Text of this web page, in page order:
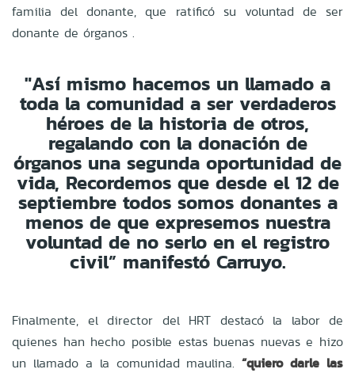
familia del donante, que ratificó su voluntad de ser
donante de órganos .
"Así mismo hacemos un llamado a
toda la comunidad a ser verdaderos
héroes de la historia de otros,
regalando con la donación de
órganos una segunda oportunidad de
vida, Recordemos que desde el 12 de
septiembre todos somos donantes a
menos de que expresemos nuestra
voluntad de no serlo en el registro
civil” manifestó Carruyo.
Finalmente, el director del HRT destacó la labor de
quienes han hecho posible estas buenas nuevas e hizo
un llamado a la comunidad maulina.“quiero darle las